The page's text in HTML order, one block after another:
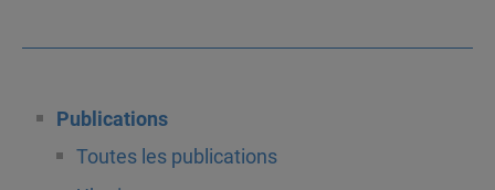
Publications
Toutes les publications